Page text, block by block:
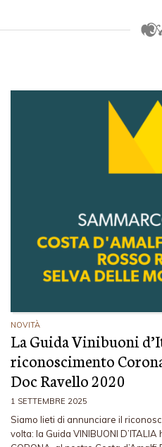
NOVITÀ
La Guida Vinibuoni
riconoscimento
Doc Ravello 2020
1 SETTEMBRE 2025
Siamo lieti di annunciare il
volta: la Guida VINIBUONI